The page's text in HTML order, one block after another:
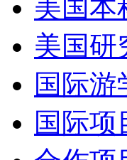
美国本
美国研
国际游
国际项